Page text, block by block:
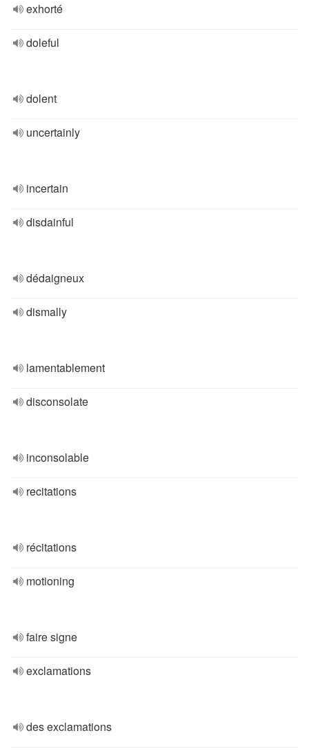
exhorté
doleful
dolent
uncertainly
incertain
disdainful
dédaigneux
dismally
lamentablement
disconsolate
inconsolable
recitations
récitations
motioning
faire signe
exclamations
des exclamations